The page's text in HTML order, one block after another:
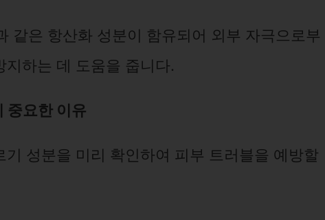
같은 항산화 성분이 함유되어 외부 자극으로부
하는 데 도움을 줍니다.
중요한 이유
기 성분을 미리 확인하여 피부 트러블을 예방할